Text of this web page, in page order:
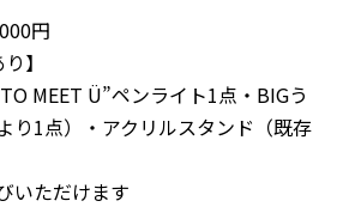
円
】
MEET Ü”ペンライト1点・BIGう
り1点）・アクリルスタンド（既存
いただけます